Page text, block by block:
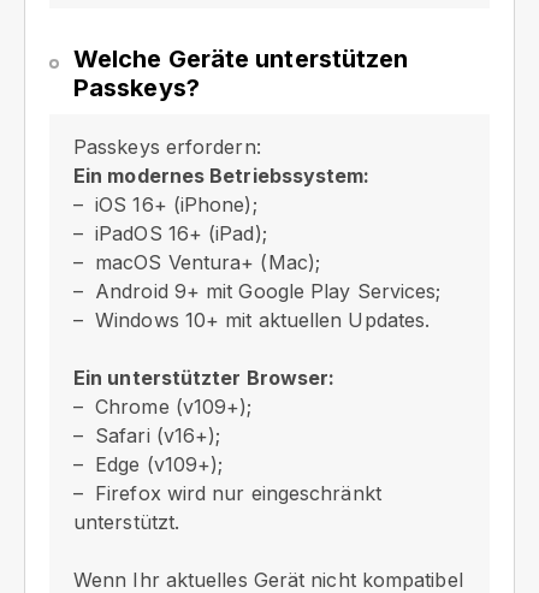
Welche Geräte unterstützen
Passkeys?
Passkeys erfordern:
Ein modernes Betriebssystem:
iOS 16+ (iPhone);
iPadOS 16+ (iPad);
macOS Ventura+ (Mac);
Android 9+ mit Google Play Services;
Windows 10+ mit aktuellen Updates.
Ein unterstützter Browser:
Chrome (v109+);
Safari (v16+);
Edge (v109+);
Firefox wird nur eingeschränkt
unterstützt.
Wenn Ihr aktuelles Gerät nicht kompatibel